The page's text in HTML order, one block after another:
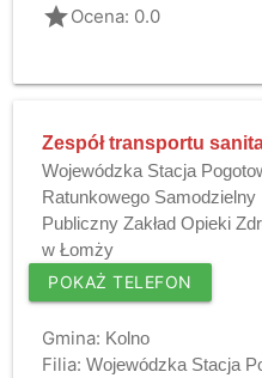
gradeOcena: 0.0
Zespół transportu
Wojewódzka Stacja
Ratunkowego Samodzielny
Publiczny Zakład Opieki
w Łomży
POKAŻ TELEFON
Gmina: Kolno
Filia: Wojewódzka Stacja